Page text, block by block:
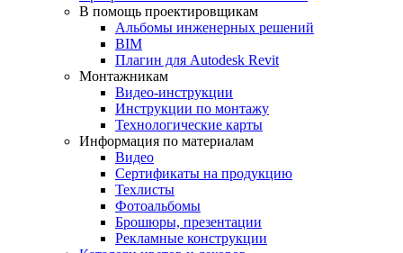
В помощь проектировщикам
Альбомы инженерных решений
BIM
Плагин для Autodesk Revit
Монтажникам
Видео-инструкции
Инструкции по монтажу
Технологические карты
Информация по материалам
Видео
Сертификаты на продукцию
Техлисты
Фотоальбомы
Брошюры, презентации
Рекламные конструкции